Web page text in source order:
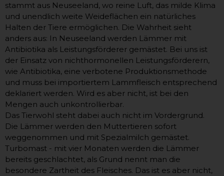
stammt aus Neuseeland, wo reine Luft, das milde Klima
und unendlich weite Weideflächen ein natürliches
Halten der Tiere ermöglichen. Die Wahrheit sieht
anders aus: In Neuseeland werden Lämmer mit
Antibiotika als Leistungsförderer gemästet. Bei uns ist
der Einsatz von nichthormonellen Leistungsförderern,
wie Antibiotika, eine verbotene Produktionsmethode
und muss bei importiertem Lammfleisch entsprechend
deklariert werden. Wird es aber nicht, ist bei den
Mengen auch unkontrollierbar.
Das Tierwohl steht dabei auch nicht im Vordergrund.
Die Lämmer werden den Muttertieren sofort
weggenommen und mit Spezialmilch gemästet.
Turbomast - mit vier Monaten werden die Lämmer
bereits geschlachtet, als Grund nennt man die
besondere Zartheit des Fleisches. Das ist es aber nicht,